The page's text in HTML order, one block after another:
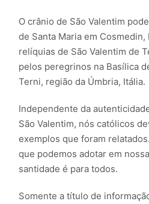
O crânio de São Valentim
de Santa Maria em Cosmedin,
relíquias de São Valentim de
pelos peregrinos na Basílica
Terni, região da Úmbria, Itália.
Independente da
São Valentim, nós católicos
exemplos que foram
que podemos adotar em
santidade é para todos.
Somente a título de